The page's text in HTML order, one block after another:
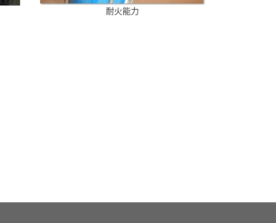
耐火能力